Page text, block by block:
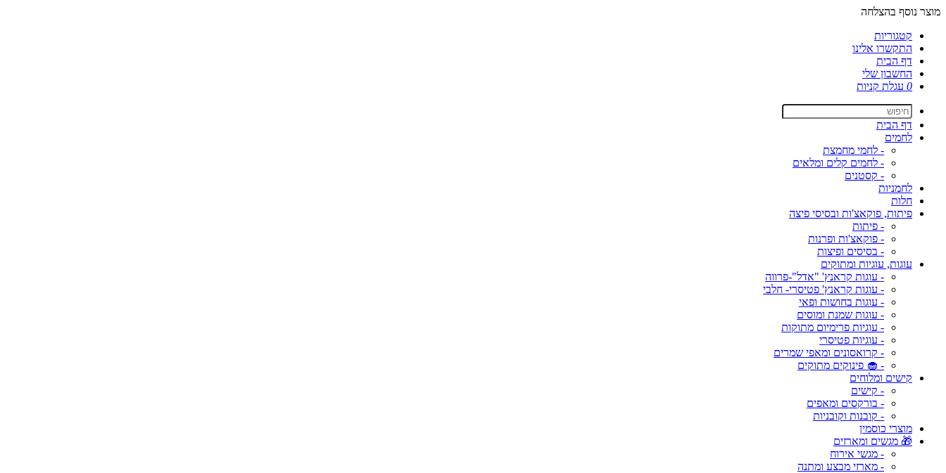
מוצר נוסף בהצלחה
קטגוריות
התקשרו אלינו
דף הבית
החשבון שלי
0 עגלת קניות
דף הבית
לחמים
- לחמי מחמצת
- לחמים קלים ומלאים
- קסטנים
לחמניות
חלות
פיתות, פוקאצ'ות ובסיסי פיצה
- פיתות
- פוקאצ'ות ופרנות
- בסיסים ופיצות
עוגות, עוגיות ומתוקים
- עוגות קראנץ' "אדל"-פרווה
- עוגות קראנץ' פטיסרי- חלבי
- עוגות בחושות ופאי
- עוגות שמנת ומוסים
- עוגיות פרימיום מתוקות
- עוגיות פטיסרי
- קרואסונים ומאפי שמרים
- 🧁 פינוקים מתוקים
קישים ומלוחים
- קישים
- בורקסים ומאפים
- קובנות וקובניות
מוצרי כוסמין
🎁 מגשים ומארזים
- מגשי אירוח
- מארזי מבצע ומתנה